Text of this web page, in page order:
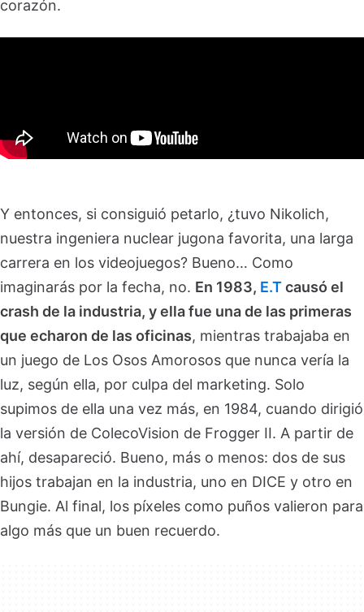
corazón.
Y entonces, si consiguió petarlo, ¿tuvo Nikolich,
nuestra ingeniera nuclear jugona favorita, una larga
carrera en los videojuegos? Bueno… Como
imaginarás por la fecha, no. En 1983, E.Tcausó el
crash de la industria, y ella fue una de las primeras
que echaron de las oficinas, mientras trabajaba en
un juego de Los Osos Amorosos que nunca vería la
luz, según ella, por culpa del marketing. Solo
supimos de ella una vez más, en 1984, cuando dirigió
la versión de ColecoVision de Frogger II. A partir de
ahí, desapareció. Bueno, más o menos: dos de sus
hijos trabajan en la industria, uno en DICE y otro en
Bungie. Al final, los píxeles como puños valieron para
algo más que un buen recuerdo.